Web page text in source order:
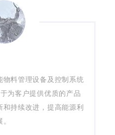
物料管理设备及控制系统
为客户提供优质的产品
持续改进，提高能源利